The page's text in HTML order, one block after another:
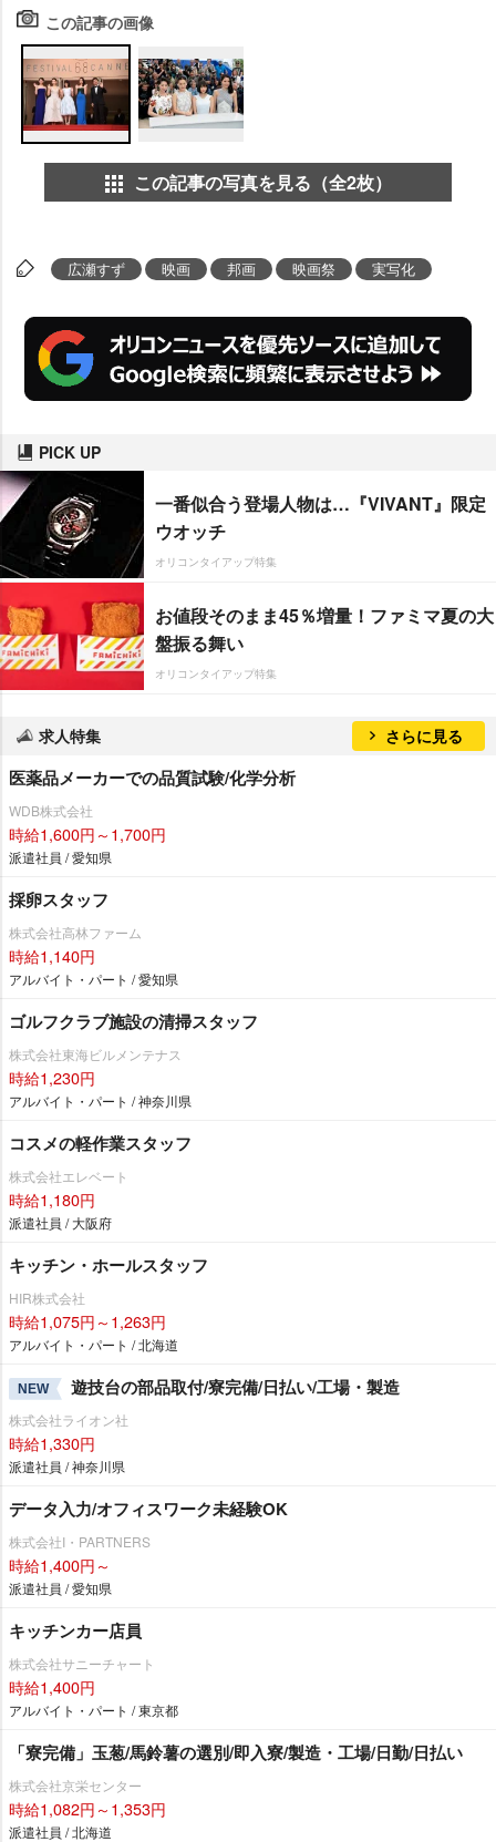
この記事の画像
この記事の写真を見る（全2枚）
広瀬すず 映画 邦画 映画祭 実写化
PICK UP
一番似合う登場人物は…『VIVANT』限定
ウオッチ
オリコンタイアップ特集
お値段そのまま45％増量！ファミマ夏の大
盤振る舞い
オリコンタイアップ特集
求人特集 さらに見る
医薬品メーカーでの品質試験/化学分析
WDB株式会社
時給1,600円～1,700円
派遣社員 / 愛知県
採卵スタッフ
株式会社高林ファーム
時給1,140円
アルバイト・パート / 愛知県
ゴルフクラブ施設の清掃スタッフ
株式会社東海ビルメンテナス
時給1,230円
アルバイト・パート / 神奈川県
コスメの軽作業スタッフ
株式会社エレベート
時給1,180円
派遣社員 / 大阪府
キッチン・ホールスタッフ
HIR株式会社
時給1,075円～1,263円
アルバイト・パート / 北海道
NEW 遊技台の部品取付/寮完備/日払い/工場・製造
株式会社ライオン社
時給1,330円
派遣社員 / 神奈川県
データ入力/オフィスワーク未経験OK
株式会社I・PARTNERS
時給1,400円～
派遣社員 / 愛知県
キッチンカー店員
株式会社サニーチャート
時給1,400円
アルバイト・パート / 東京都
「寮完備」玉葱/馬鈴薯の選別/即入寮/製造・工場/日勤/日払い
株式会社京栄センター
時給1,082円～1,353円
派遣社員 / 北海道